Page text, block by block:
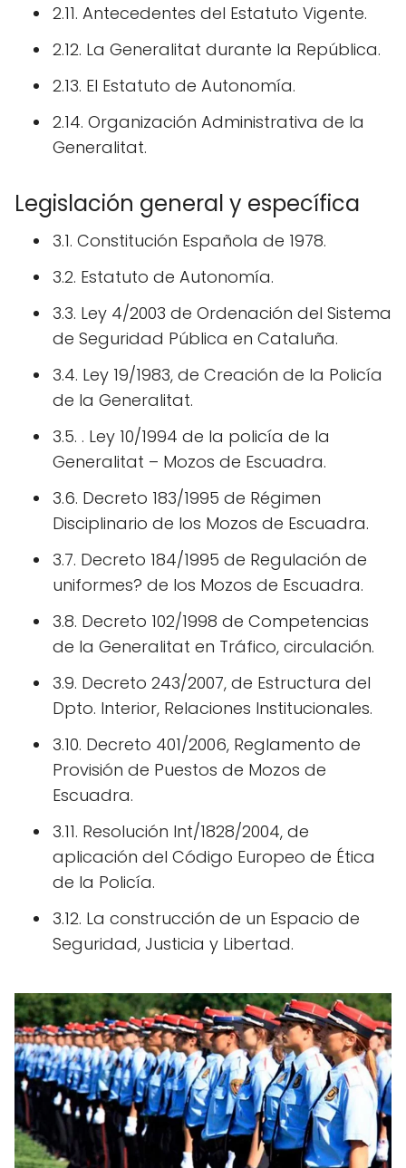
2.11. Antecedentes del Estatuto Vigente.
2.12. La Generalitat durante la República.
2.13. El Estatuto de Autonomía.
2.14. Organización Administrativa de la
Generalitat.
Legislación general y específica
3.1. Constitución Española de 1978.
3.2. Estatuto de Autonomía.
3.3. Ley 4/2003 de Ordenación del Sistema
de Seguridad Pública en Cataluña.
3.4. Ley 19/1983, de Creación de la Policía
de la Generalitat.
3.5. . Ley 10/1994 de la policía de la
Generalitat – Mozos de Escuadra.
3.6. Decreto 183/1995 de Régimen
Disciplinario de los Mozos de Escuadra.
3.7. Decreto 184/1995 de Regulación de
uniformes? de los Mozos de Escuadra.
3.8. Decreto 102/1998 de Competencias
de la Generalitat en Tráfico, circulación.
3.9. Decreto 243/2007, de Estructura del
Dpto. Interior, Relaciones Institucionales.
3.10. Decreto 401/2006, Reglamento de
Provisión de Puestos de Mozos de
Escuadra.
3.11. Resolución Int/1828/2004, de
aplicación del Código Europeo de Ética
de la Policía.
3.12. La construcción de un Espacio de
Seguridad, Justicia y Libertad.